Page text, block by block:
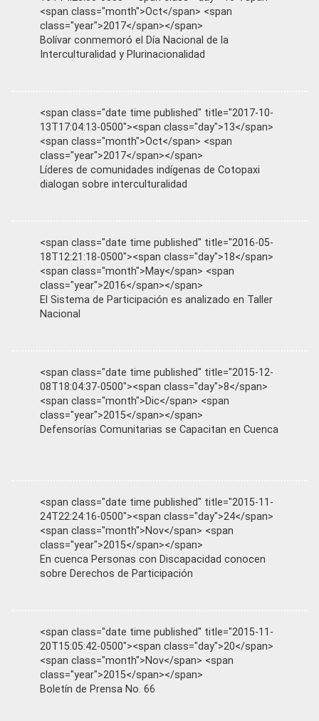
<span class="month">Oct</span> <span
class="year">2017</span></span>
Bolívar conmemoró el Día Nacional de la
Interculturalidad y Plurinacionalidad
<span class="date time published" title="2017-10-
13T17:04:13-0500"><span class="day">13</span>
<span class="month">Oct</span> <span
class="year">2017</span></span>
Líderes de comunidades indígenas de Cotopaxi
dialogan sobre interculturalidad
<span class="date time published" title="2016-05-
18T12:21:18-0500"><span class="day">18</span>
<span class="month">May</span> <span
class="year">2016</span></span>
El Sistema de Participación es analizado en Taller
Nacional
<span class="date time published" title="2015-12-
08T18:04:37-0500"><span class="day">8</span>
<span class="month">Dic</span> <span
class="year">2015</span></span>
Defensorías Comunitarias se Capacitan en Cuenca
<span class="date time published" title="2015-11-
24T22:24:16-0500"><span class="day">24</span>
<span class="month">Nov</span> <span
class="year">2015</span></span>
En cuenca Personas con Discapacidad conocen
sobre Derechos de Participación
<span class="date time published" title="2015-11-
20T15:05:42-0500"><span class="day">20</span>
<span class="month">Nov</span> <span
class="year">2015</span></span>
Boletín de Prensa No. 66